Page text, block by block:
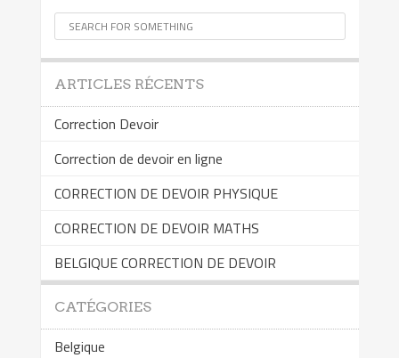
ARTICLES RÉCENTS
Correction Devoir
Correction de devoir en ligne
CORRECTION DE DEVOIR PHYSIQUE
CORRECTION DE DEVOIR MATHS
BELGIQUE CORRECTION DE DEVOIR
CATÉGORIES
Belgique